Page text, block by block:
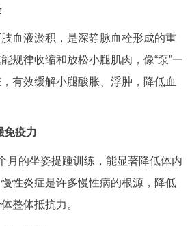
PORTUGUÊS
回到顶部
血液淤积，是深静脉血栓形成的重
规律收缩和放松小腿肌肉，像“泵”一
有效缓解小腿酸胀、浮肿，降低血
免疫力
月的坐姿提踵训练，能显著降低体内
性炎症是许多慢性病的根源，降低
整体抵抗力。